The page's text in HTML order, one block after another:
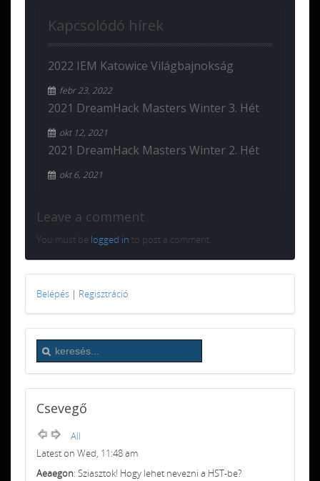
Kapcsolódó hírek
2022 IEM Katowice Világbajnokság
febr 23, 2022
2021 DreamHack Masters Winter 3. Hét
okt 12, 2021
2021 DreamHack Masters Winter 2. Hét
okt 6, 2021
Leave a comment
You must be logged in to post a comment.
Belépés | Regisztráció
Csevegő
All
Latest on Wed, 11:48 am
Aeaegon: Sziasztok! Hogy lehet nevezni a HST-be?